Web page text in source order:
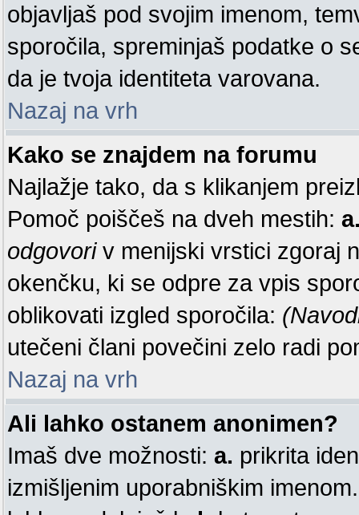
objavljaš pod svojim imenom,
sporočila, spreminjaš podatke o
da je tvoja identiteta varovana.
Nazaj na vrh
Kako se znajdem na forumu
Najlažje tako, da s klikanjem
Pomoč poiščeš na dveh mestih:
odgovoriv menijski vrstici zgoraj
okenčku, ki se odpre za vpis
oblikovati izgled sporočila:
utečeni člani povečini zelo radi
Nazaj na vrh
Ali lahko ostanem anonimen?
Imaš dve možnosti: a. prikrita
izmišljenim uporabniškim